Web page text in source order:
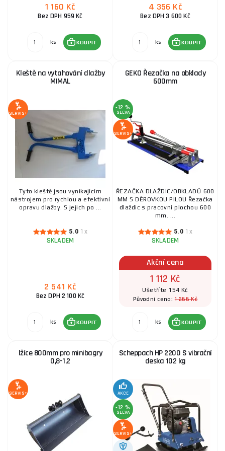
1 160 Kč
Bez DPH 959 Kč
ks KOUPIT
4 356 Kč
Bez DPH 3 600 Kč
ks KOUPIT
Kleště na vytahování dlažby
MIMAL
SERVIS+
Tyto kleště jsou vynikajícím
nástrojem pro rychlou a efektivní
opravu dlažby. S jejich po ...
5.0 1x
SKLADEM
2 541 Kč
Bez DPH 2 100 Kč
ks KOUPIT
GEKO Řezačka na obklady
600mm
-12 %
SLEVA
SERVIS+
ŘEZAČKA DLAŽDIC/OBKLADŮ 600
MM S DĚROVKOU PILOU Řezačka
dlaždic s pracovní plochou 600
mm. ...
5.0 1x
SKLADEM
Akční cena
1 112 Kč
Ušetříte 154 Kč
Původní cena:1 266 Kč
ks KOUPIT
lžíce 800mm pro minibagry
0,8-1,2
SERVIS+
Scheppach HP 2200 S vibrační
deska 102 kg
AKCE
-12 %
SLEVA
SERVIS+